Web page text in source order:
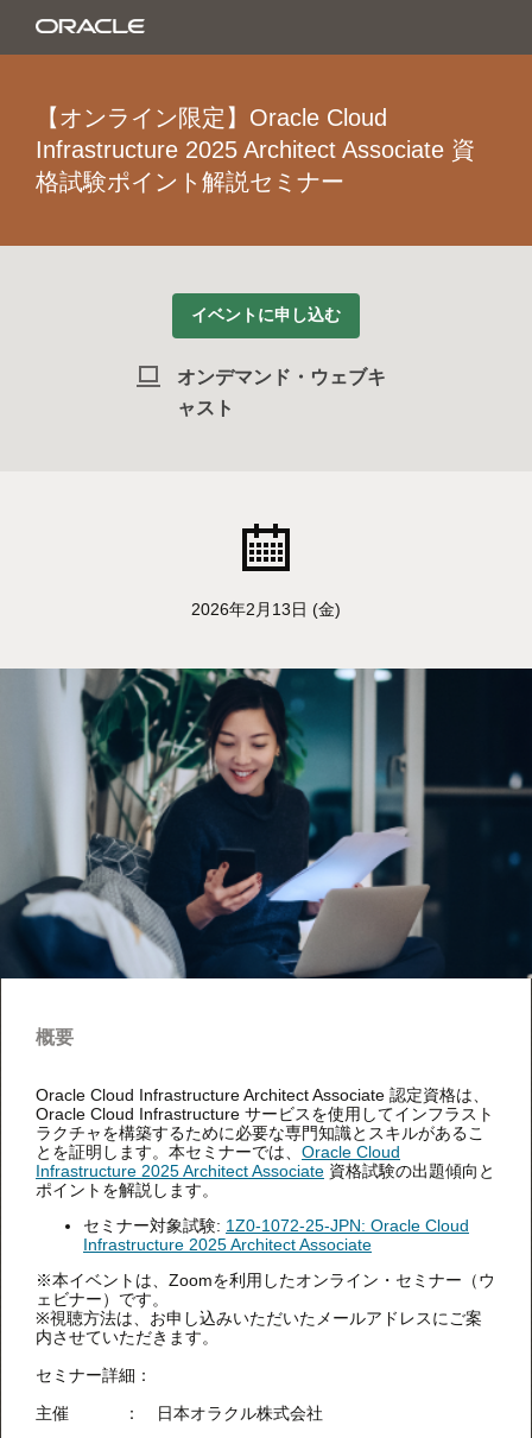
【オンライン限定】Oracle Cloud
Infrastructure 2025 Architect Associate 資
格試験ポイント解説セミナー
イベントに申し込む
オンデマンド・ウェブキ
ャスト
2026年2月13日 (金)
概要
Oracle Cloud Infrastructure Architect Associate 認定資格は、
Oracle ​Cloud Infrastructure サービスを使用してインフラスト
ラクチャを構築するために必要な専門知識とスキルがあるこ
とを証明します。本セミナーでは、 Oracle Cloud
Infrastructure 2025 Architect Associate 資格試験の出題傾向と
ポイントを解説します。
セミナー対象試験: 1Z0-1072-25-JPN: Oracle Cloud
Infrastructure 2025 Architect Associate
※本イベントは、Zoomを利用したオンライン・セミナー（ウ
ェビナー）です。
※視聴方法は、お申し込みいただいたメールアドレスにご案
内させていただきます。
セミナー詳細：
主催 ： 日本オラクル株式会社